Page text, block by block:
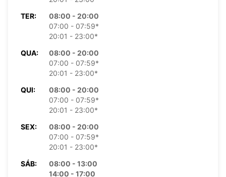
TER:
08:00 - 20:00
07:00 - 07:59*
20:01 - 23:00*
QUA:
08:00 - 20:00
07:00 - 07:59*
20:01 - 23:00*
QUI:
08:00 - 20:00
07:00 - 07:59*
20:01 - 23:00*
SEX:
08:00 - 20:00
07:00 - 07:59*
20:01 - 23:00*
SÁB:
08:00 - 13:00
14:00 - 17:00